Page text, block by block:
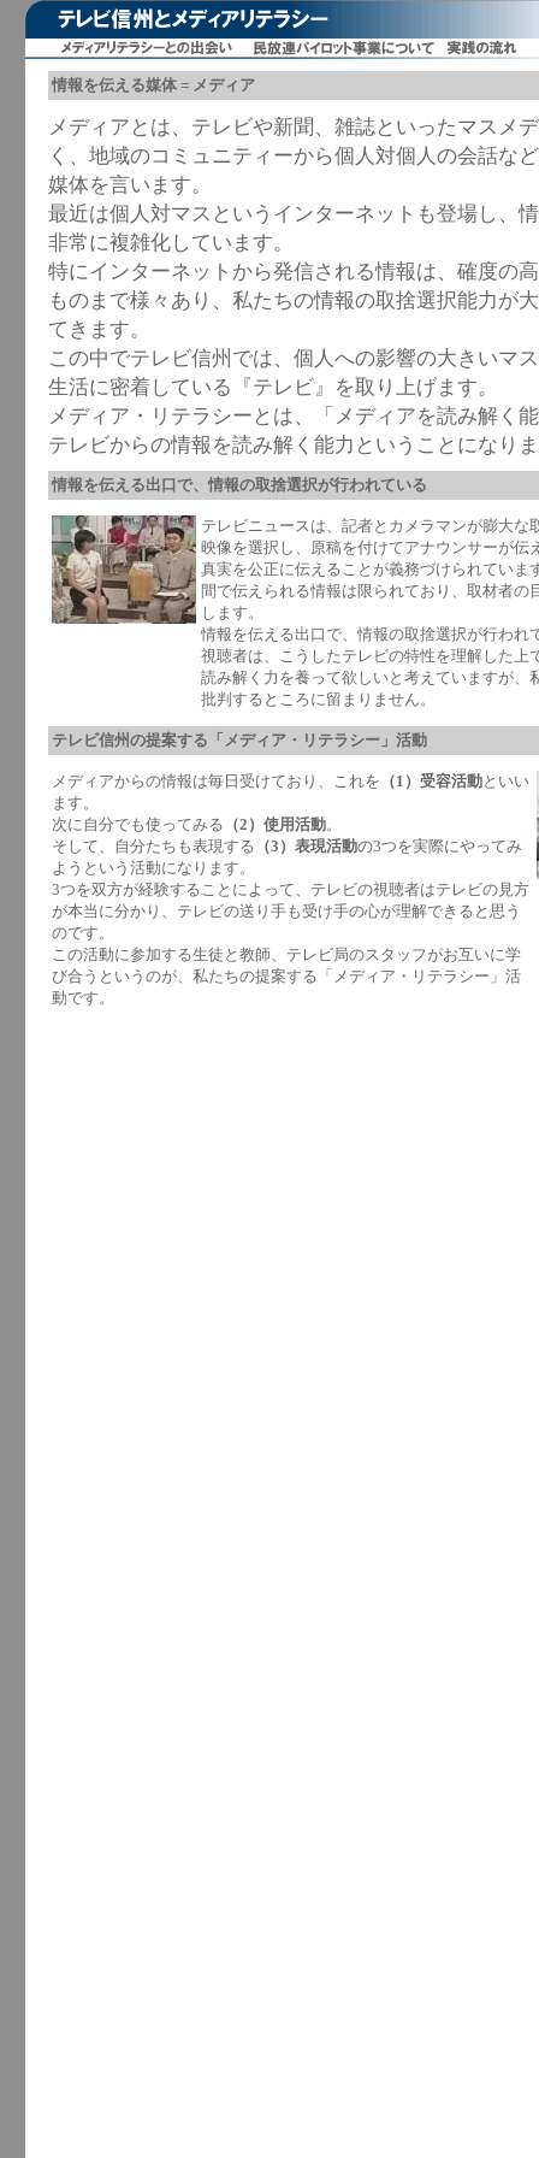
情報を伝える媒体 = メディア
メディアとは、テレビや新聞、雑誌といったマスメ
く、地域のコミュニティーから個人対個人の会話な
媒体を言います。
最近は個人対マスというインターネットも登場し、
非常に複雑化しています。
特にインターネットから発信される情報は、確度の
ものまで様々あり、私たちの情報の取捨選択能力が
てきます。
この中でテレビ信州では、個人への影響の大きいマ
生活に密着している『テレビ』を取り上げます。
メディア・リテラシーとは、「メディアを読み解く
テレビからの情報を読み解く能力ということになり
情報を伝える出口で、情報の取捨選択が行われている
テレビニュースは、記者とカメラマンが膨大な
映像を選択し、原稿を付けてアナウンサーが伝
真実を公正に伝えることが義務づけられていま
間で伝えられる情報は限られており、取材者の
します。
情報を伝える出口で、情報の取捨選択が行われ
視聴者は、こうしたテレビの特性を理解した上
読み解く力を養って欲しいと考えていますが、
批判するところに留まりません。
テレビ信州の提案する「メディア・リテラシー」活動
メディアからの情報は毎日受けており、これを （1）受容活動といい
ます。
次に自分でも使ってみる （2）使用活動。
そして、自分たちも表現する （3）表現活動の3つを実際にやってみ
ようという活動になります。
3つを双方が経験することによって、テレビの視聴者はテレビの見方
が本当に分かり、テレビの送り手も受け手の心が理解できると思う
のです。
この活動に参加する生徒と教師、テレビ局のスタッフがお互いに学
び合うというのが、私たちの提案する「メディア・リテラシー」活
動です。